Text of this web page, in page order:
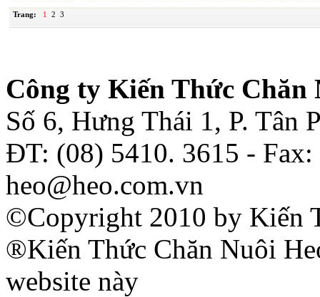
Trang: 1 2 3
Công ty Kiến Thức Chăn
Số 6, Hưng Thái 1, P. Tân
ĐT: (08) 5410. 3615 -
heo@heo.com.vn
©Copyright 2010 by Kiến
®Kiến Thức Chăn Nuôi
website này